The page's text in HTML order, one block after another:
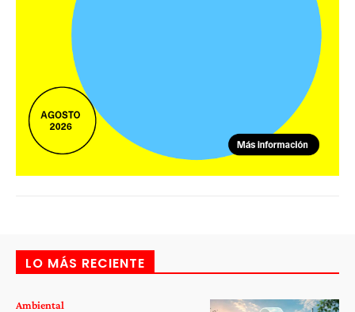
LO MÁS RECIENTE
Ambiental